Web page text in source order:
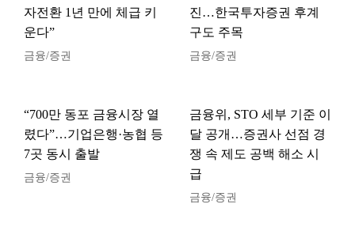
자전환 1년 만에 체급 키
운다”
금융/증권
진…한국투자증권 후계
구도 주목
금융/증권
“700만 동포 금융시장 열
렸다”…기업은행·농협 등
7곳 동시 출발
금융/증권
금융위, STO 세부 기준 이
달 공개…증권사 선점 경
쟁 속 제도 공백 해소 시
급
금융/증권